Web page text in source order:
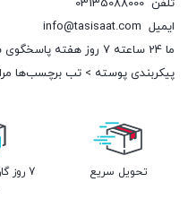
تلفن 03135088000
ایمیل info@tasisaat.com
ما 24 ساعته 7 روز
پیکربندی پوسته > تب برچسب‌ها
تحویل سریع
7 روز